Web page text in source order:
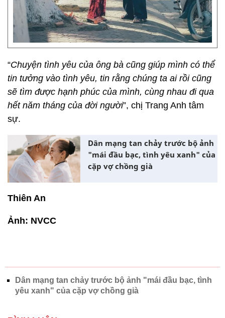
“Chuyện tình yêu của ông bà cũng giúp mình có thể
tin tưởng vào tình yêu, tin rằng chúng ta ai rồi cũng
sẽ tìm được hạnh phúc của mình, cùng nhau đi qua
hết năm tháng của đời người”, chị Trang Anh tâm
sự.
Dân mạng tan chảy trước bộ ảnh
"mái đầu bạc, tình yêu xanh" của
cặp vợ chồng già
Thiên An
Ảnh: NVCC
Dân mạng tan chảy trước bộ ảnh "mái đầu bạc, tình
yêu xanh" của cặp vợ chồng già